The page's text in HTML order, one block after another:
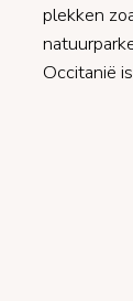
plekken
Occitanië